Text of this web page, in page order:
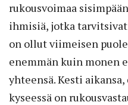
rukousvoimaa
ihmisiä, jotka
on ollut viimeisen
enemmän kuin monen
yhteensä. Kesti
kyseessä on